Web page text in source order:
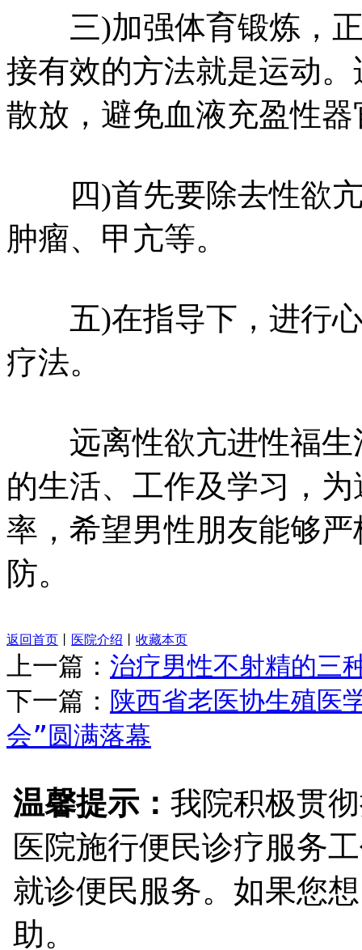
三)加强体育锻炼，正
接有效的方法就是运动
散放，避免血液充盈性
四)首先要除去性欲亢
肿瘤、甲亢等。
五)在指导下，进行心
疗法。
远离性欲亢进性福生
的生活、工作及学习，
率，希望男性朋友能够
防。
返回首页 医院介绍 收藏本页
上一篇： 治疗男性不射精的三
下一篇： 陕西省老医协生殖医
会”圆满落幕
温馨提示： 我院积极贯
医院施行便民诊疗服务
就诊便民服务。如果您
助。